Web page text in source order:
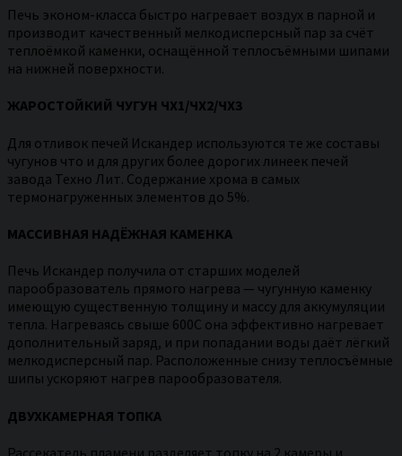
Печь эконом-класса быстро нагревает воздух в парной и
производит качественный мелкодисперсный пар за счёт
теплоёмкой каменки, оснащённой теплосъёмными шипами
на нижней поверхности.
ЖАРОСТОЙКИЙ ЧУГУН ЧХ1/ЧХ2/ЧХ3
Для отливок печей Искандер используются те же составы
чугунов что и для других более дорогих линеек печей
завода Техно Лит. Содержание хрома в самых
термонагруженных элементов до 5%.
МАССИВНАЯ НАДЁЖНАЯ КАМЕНКА
Печь Искандер получила от старших моделей
парообразователь прямого нагрева — чугунную каменку
имеющую существенную толщину и массу для аккумуляции
тепла. Нагреваясь свыше 600С она эффективно нагревает
дополнительный заряд, и при попадании воды даёт лёгкий
мелкодисперсный пар. Расположенные снизу теплосъёмные
шипы ускоряют нагрев парообразователя.
ДВУХКАМЕРНАЯ ТОПКА
Рассекатель пламени разделяет топку на 2 камеры и